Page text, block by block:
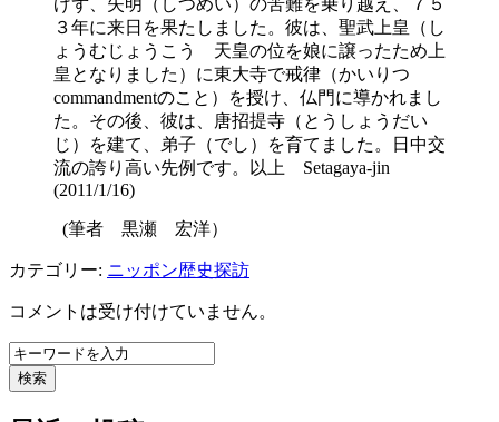
げず、失明（しつめい）の苦難を乗り越え、７５
３年に来日を果たしました。彼は、聖武上皇（し
ょうむじょうこう 天皇の位を娘に譲ったため上
皇となりました）に東大寺で戒律（かいりつ
commandmentのこと）を授け、仏門に導かれまし
た。その後、彼は、唐招提寺（とうしょうだい
じ）を建て、弟子（でし）を育てました。日中交
流の誇り高い先例です。以上 Setagaya-jin
(2011/1/16)
(筆者 黒瀬 宏洋）
カテゴリー: ニッポン歴史探訪
コメントは受け付けていません。
検索